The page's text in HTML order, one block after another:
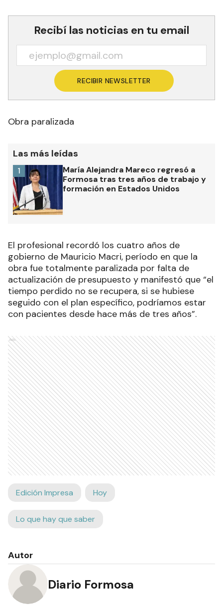
Recibí las noticias en tu email
RECIBIR NEWSLETTER
Obra paralizada
Las más leídas
María Alejandra Mareco regresó a
Formosa tras tres años de trabajo y
formación en Estados Unidos
1
El profesional recordó los cuatro años de
gobierno de Mauricio Macri, período en que la
obra fue totalmente paralizada por falta de
actualización de presupuesto y manifestó que “el
tiempo perdido no se recupera, si se hubiese
seguido con el plan específico, podríamos estar
con pacientes desde hace más de tres años”.
Ads
Edición Impresa Hoy
Lo que hay que saber
Autor
Diario Formosa